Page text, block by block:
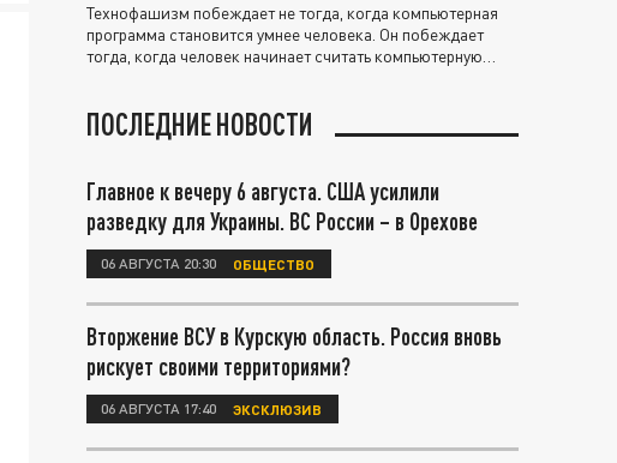
Технофашизм побеждает не тогда, когда компьютерная
программа становится умнее человека. Он побеждает
тогда, когда человек начинает считать компьютерную
ПОСЛЕДНИЕ НОВОСТИ
Главное к вечеру 6 августа. США усилили
разведку для Украины. ВС России – в Орехове
06 АВГУСТА 20:30 ОБЩЕСТВО
Вторжение ВСУ в Курскую область. Россия вновь
рискует своими территориями?
06 АВГУСТА 17:40 ЭКСКЛЮЗИВ